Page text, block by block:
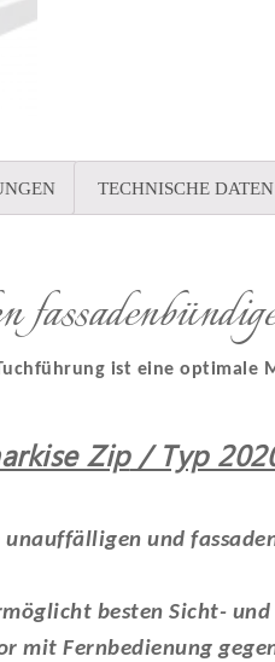
TECHNISCHE DATEN
ist eine
Zip/ Typ
und
besten Sicht-
mit Fernbedienung